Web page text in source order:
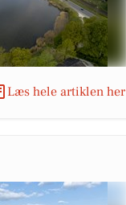
Læs hele artiklen her